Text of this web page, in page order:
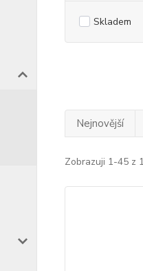
Skladem
Nejnovější
Zobrazuji 1-45 z